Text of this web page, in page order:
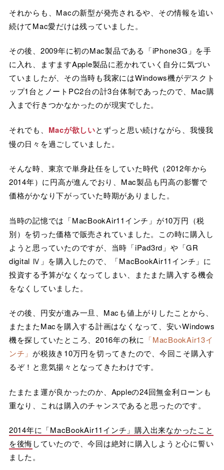
それからも、Macの新型が発売されるや、その情報を追い
続けてMac愛だけは残っていました。
その後、2009年に初のMac製品である「iPhone3G」を手
に入れ、ますますApple製品に惹かれていく自分に気づい
ていましたが、その当時も我家にはWindows機がデスクト
ップ1台とノートPC2台の計3台体制であったので、Mac購
入まで行きつかなかったのが現実でした。
それでも、 Macが欲しいとずっと思い続けながら、我慢我
慢の日々を過ごしていました。
そんな時、東京で単身赴任をしていた時代（2012年から
2014年）に円高が進んでおり、Mac製品も円高の影響で
価格がかなり下がっていた時期がありました。
当時の記憶では「MacBookAir11インチ」が10万円（税
別）を切った価格で販売されていました。この時に購入し
ようと思っていたのですが、当時「iPad3rd」や「GR
digital Ⅳ」を購入したので、「MacBookAir11インチ」に
投資する予算がなくなってしまい、またまた購入する機会
をなくしていました。
その後、円安が進み一旦、Macも値上がりしたことから、
またまたMacを購入する計画はなくなって、安いWindows
機を探していたところ、2016年の秋に 「MacBookAir13イ
ンチ」 が税抜き10万円を切ってきたので、今回こそ購入す
るぞ！と意気揚々となってきたわけです。
たまたま運が良かったのか、Appleの24回無金利ローンも
重なり、これは購入のチャンスであると思ったのです。
2014年に「MacBookAir11インチ」購入出来なかったこと
を後悔していたので、今回は絶対に購入しようと心に誓い
ました。